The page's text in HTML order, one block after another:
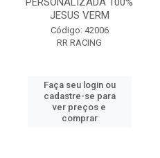
JESUS VERM
Código: 42006
RR RACING
Faça seu login ou
cadastre-se para
ver preços e
comprar